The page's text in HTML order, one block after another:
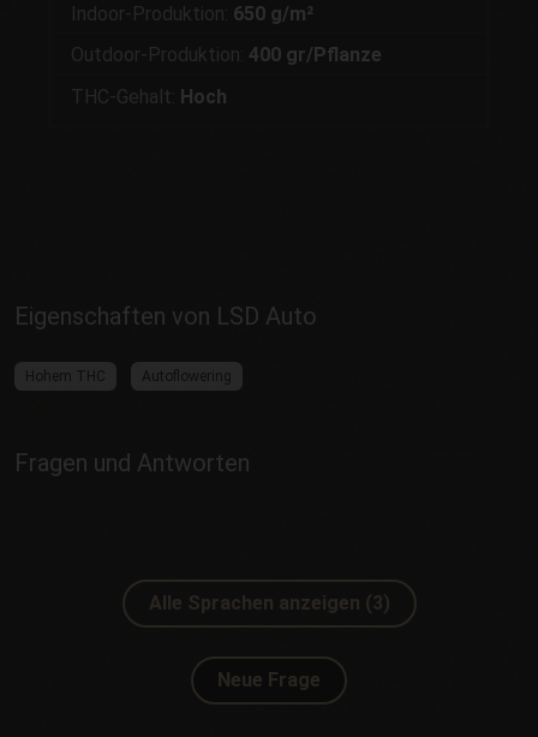
Indoor-Produktion: 650 g/m²
Outdoor-Produktion: 400 gr/Pflanze
THC-Gehalt: Hoch
Eigenschaften von LSD Auto
Hohem THC Autoflowering
Fragen und Antworten
Alle Sprachen anzeigen (3)
Neue Frage